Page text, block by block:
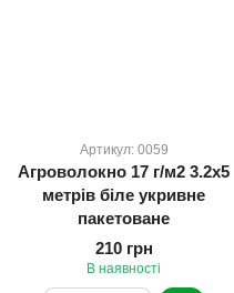
Артикул: 0059
Агроволокно 17 г/м2 3.2х5
метрів біле укривне
пакетоване
210 грн
В наявності